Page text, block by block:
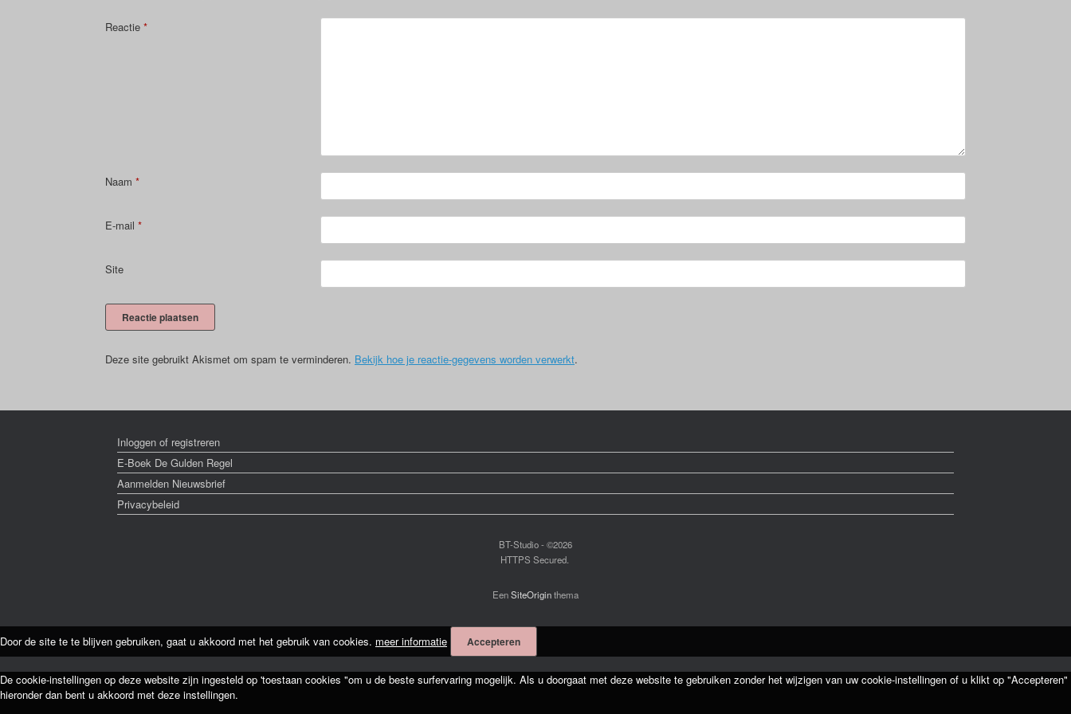
Reactie *
Naam *
E-mail *
Site
Deze site gebruikt Akismet om spam te verminderen. Bekijk hoe je reactie-gegevens worden verwerkt.
Inloggen of registreren
E-Boek De Gulden Regel
Aanmelden Nieuwsbrief
Privacybeleid
BT-Studio - ©2026
HTTPS Secured.
EenSiteOriginthema
Door de site te te blijven gebruiken, gaat u akkoord met het gebruik van cookies. meer informatie Accepteren
De cookie-instellingen op deze website zijn ingesteld op 'toestaan cookies "om u de beste surfervaring mogelijk. Als u doorgaat met deze website te gebruiken zonder het wijzigen van uw cookie-instellingen of u klikt op "Accepteren"
hieronder dan bent u akkoord met deze instellingen.